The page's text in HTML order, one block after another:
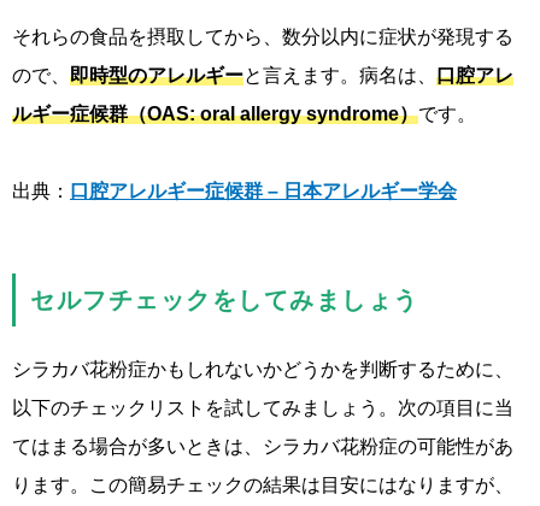
それらの食品を摂取してから、数分以内に症状が発現する
ので、 即時型のアレルギーと言えます。病名は、 口腔アレ
ルギー症候群（OAS: oral allergy syndrome）です。
出典： 口腔アレルギー症候群 – 日本アレルギー学会
セルフチェックをしてみましょう
シラカバ花粉症かもしれないかどうかを判断するために、
以下のチェックリストを試してみましょう。次の項目に当
てはまる場合が多いときは、シラカバ花粉症の可能性があ
ります。この簡易チェックの結果は目安にはなりますが、